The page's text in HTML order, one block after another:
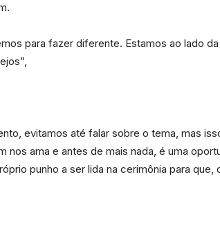
para fazer diferente. Estamos ao lado
evitamos até falar sobre o tema, mas
nos ama e antes de mais nada, é uma
punho a ser lida na cerimônia para